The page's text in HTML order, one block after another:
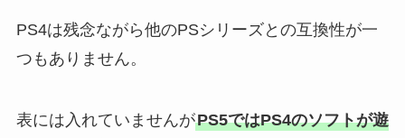
PS4は残念ながら他のPSシリーズとの互換性が一
つもありません。
表には入れていませんがPS5ではPS4のソフトが遊